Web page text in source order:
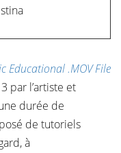
Educational .MOV File
par l’artiste et
durée de
de tutoriels
à